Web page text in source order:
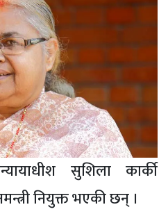
सुशिला कार्की
नियुक्त भएकी छन् ।